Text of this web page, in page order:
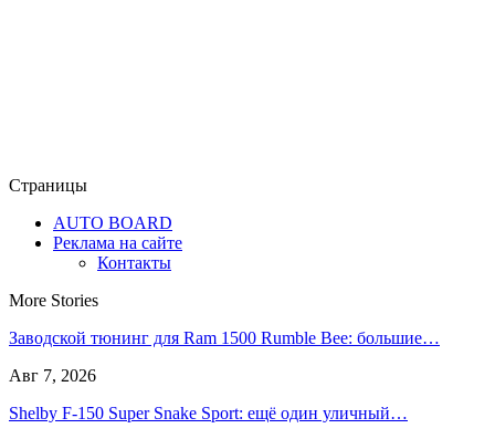
Страницы
AUTO BOARD
Реклама на сайте
Контакты
More Stories
Заводской тюнинг для Ram 1500 Rumble Bee: большие…
Авг 7, 2026
Shelby F-150 Super Snake Sport: ещё один уличный…